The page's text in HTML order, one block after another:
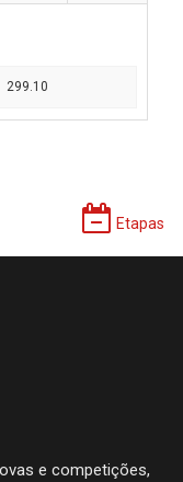
299.10
Etapas
e competições,